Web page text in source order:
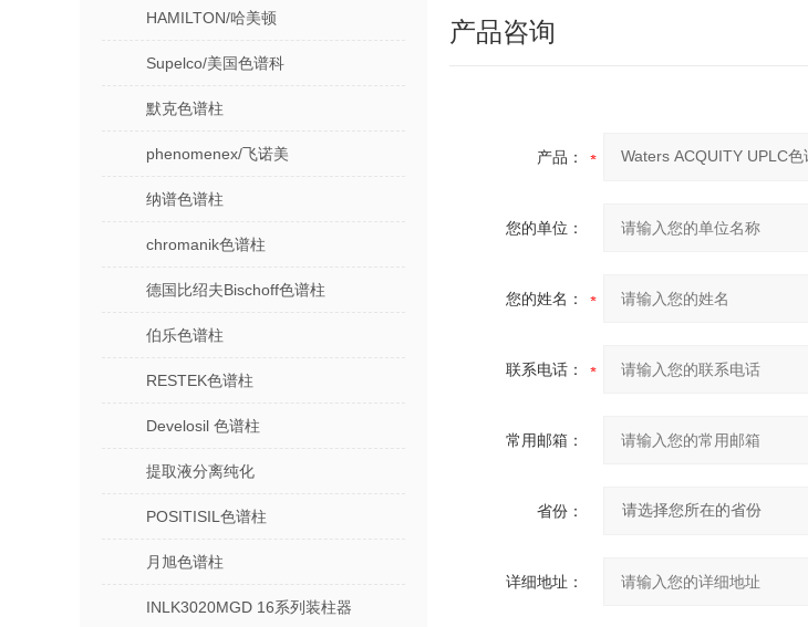
HAMILTON/哈美顿
Supelco/美国色谱科
默克色谱柱
phenomenex/飞诺美
纳谱色谱柱
chromanik色谱柱
德国比绍夫Bischoff色谱柱
伯乐色谱柱
RESTEK色谱柱
Develosil 色谱柱
提取液分离纯化
POSITISIL色谱柱
月旭色谱柱
INLK3020MGD 16系列装柱器
产品咨询
产品：
您的单位：
您的姓名：
联系电话：
常用邮箱：
省份：
详细地址：